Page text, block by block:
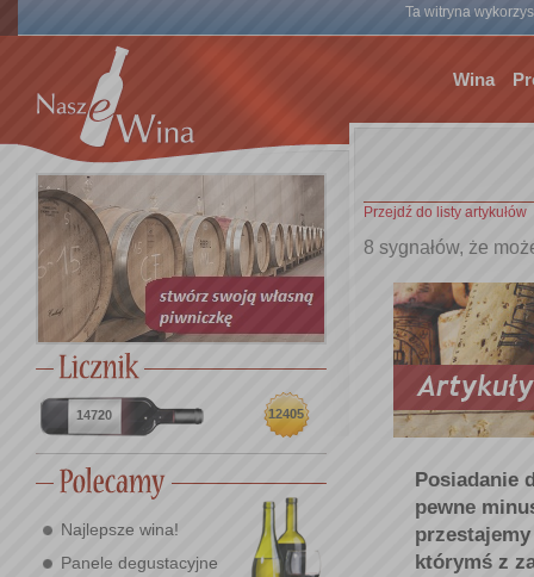
Ta witryna
Wina
14720 12405
Najlepsze wina!
Panele degustacyjne
Przejdź do listy artykułów
8 sygnałów, że
Posiadanie
pewne
którymś z